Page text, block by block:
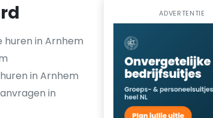
in Arnhem
in Arnhem
in
ADVERTENTIE